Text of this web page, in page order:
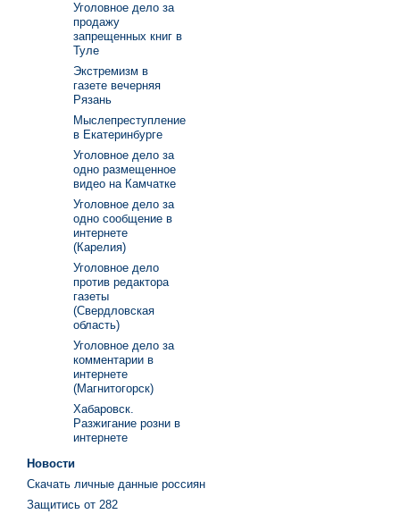
Уголовное дело за
продажу
запрещенных книг в
Туле
Экстремизм в
газете вечерняя
Рязань
Мыслепреступление
в Екатеринбурге
Уголовное дело за
одно размещенное
видео на Камчатке
Уголовное дело за
одно сообщение в
интернете
(Карелия)
Уголовное дело
против редактора
газеты
(Свердловская
область)
Уголовное дело за
комментарии в
интернете
(Магнитогорск)
Хабаровск.
Разжигание розни в
интернете
Новости
Скачать личные данные россиян
Защитись от 282